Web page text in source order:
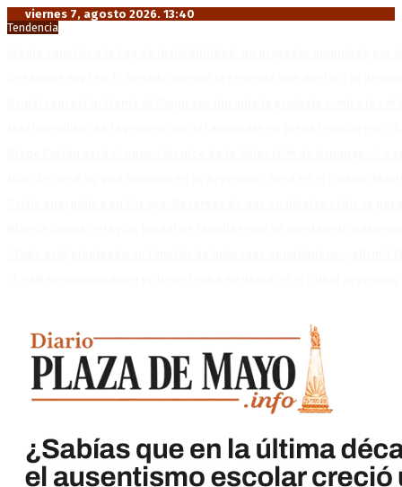
viernes 7, agosto 2026. 13:40
Tendencia